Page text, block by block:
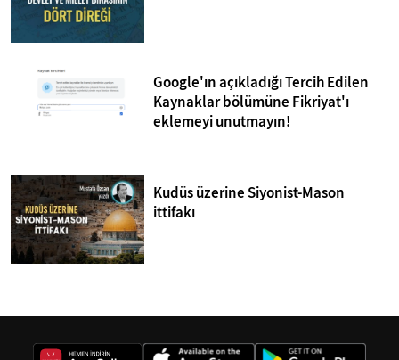
Google'ın açıkladığı Tercih Edilen
Kaynaklar bölümüne Fikriyat'ı
eklemeyi unutmayın!
Kudüs üzerine Siyonist-Mason
ittifakı